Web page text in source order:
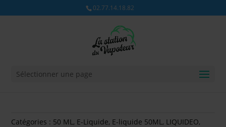
02.77.14.18.82
Sélectionner une page
Catégories : 50 ML, E-Liquide, E-liquide 50ML, LIQUIDEO,